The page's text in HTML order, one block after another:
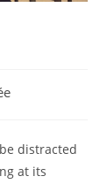
distracted
at its